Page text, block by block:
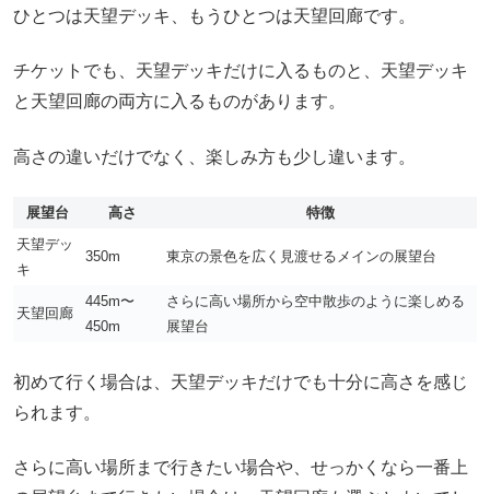
ひとつは天望デッキ、もうひとつは天望回廊です。
チケットでも、天望デッキだけに入るものと、天望デッキ
と天望回廊の両方に入るものがあります。
高さの違いだけでなく、楽しみ方も少し違います。
展望台 高さ
特徴
天望デッ
キ
350m 東京の景色を広く見渡せるメインの展望台
天望回廊
445m〜
450m
さらに高い場所から空中散歩のように楽しめる
展望台
初めて行く場合は、天望デッキだけでも十分に高さを感じ
られます。
さらに高い場所まで行きたい場合や、せっかくなら一番上